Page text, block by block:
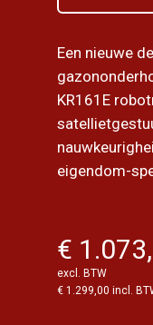
Een nieuwe
KR161E
eigendom-
€
excl. BTW
€ 1.299,00 incl.